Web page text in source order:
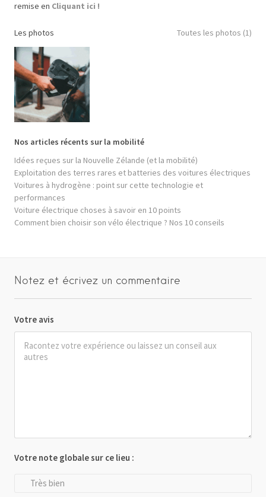
remise en Cliquant ici !
Les photos Toutes les photos (1)
Nos articles récents sur la mobilité
Idées reçues sur la Nouvelle Zélande (et la mobilité)
Exploitation des terres rares et batteries des voitures électriques
Voitures à hydrogène : point sur cette technologie et
performances
Voiture électrique choses à savoir en 10 points
Comment bien choisir son vélo électrique ? Nos 10 conseils
Notez et écrivez un commentaire
Votre avis
Votre note globale sur ce lieu :
Très bien